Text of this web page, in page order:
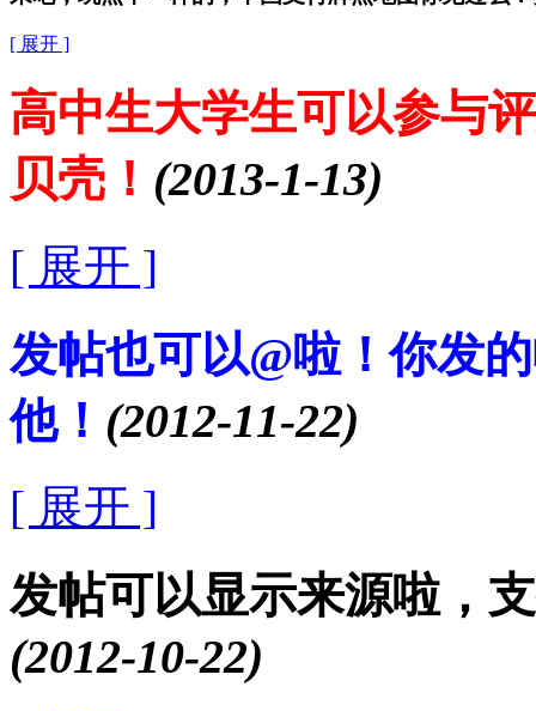
[ 展开 ]
高中生大学生可以参与
贝壳！ (2013-1-13)
[ 展开 ]
发帖也可以@啦！你发
他！ (2012-11-22)
[ 展开 ]
发帖可以显示来源啦，
(2012-10-22)